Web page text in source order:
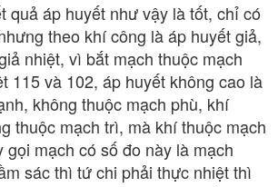
quả áp huyết như vậy là tốt, chỉ có
theo khí công là áp huyết giả,
nhiệt, vì bắt mạch thuộc mạch
115 và 102, áp huyết không cao là
không thuộc mạch phù, khí
thuộc mạch trì, mà khí thuộc mạch
gọi mạch có số đo này là mạch
sác thì tứ chi phải thực nhiệt thì